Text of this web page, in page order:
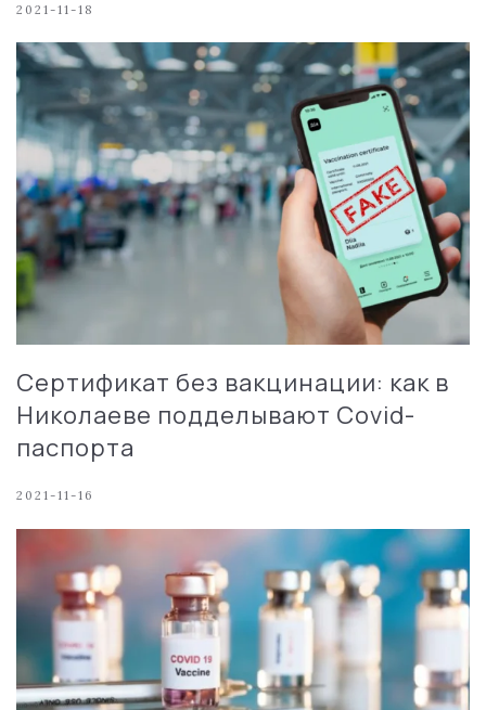
2021-11-18
Сертификат без вакцинации: как в
Николаеве подделывают Covid-
паспорта
2021-11-16